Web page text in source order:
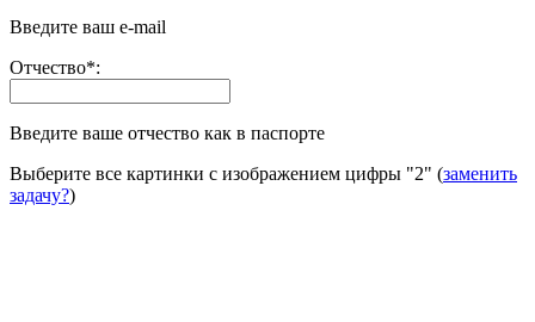
Введите ваш e-mail
Отчество*:
Введите ваше отчество как в паспорте
Выберите все картинки с изображением цифры "2" (заменить
задачу?)